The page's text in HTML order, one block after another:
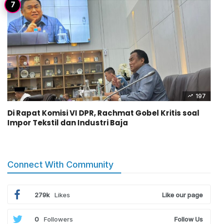
197
Di Rapat Komisi VI DPR, Rachmat Gobel Kritis soal
Impor Tekstil dan Industri Baja
Connect With Community
279k Likes Like our page
0 Followers Follow Us